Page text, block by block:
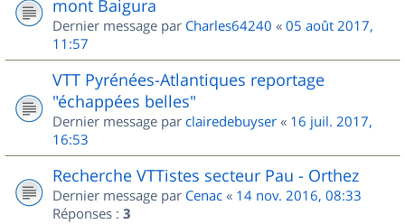
mont Baigura
Dernier message par Charles64240 « 05 août 2017,
11:57
VTT Pyrénées-Atlantiques reportage
"échappées belles"
Dernier message par clairedebuyser « 16 juil. 2017,
16:53
Recherche VTTistes secteur Pau - Orthez
Dernier message par Cenac « 14 nov. 2016, 08:33
Réponses : 3